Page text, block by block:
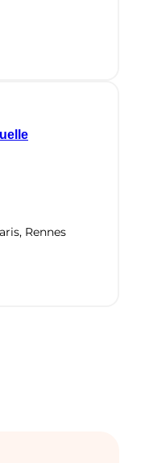
, Rennes